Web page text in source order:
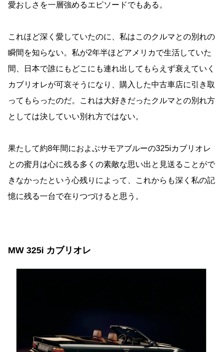
愛おしさを一層強めるエピソードでもある。
これほど深く愛していたのに、私はこのクルマとの別れの
瞬間を知らない。私が2年半ほどアメリカで生活していた
間、日本で誰にもどこにも連れ出してもらえず衰えていく
カブリオレが可哀そうになり、購入した中古車店に引き取
ってもらったのだ。これは大好きだったクルマとの別れ方
としては決していい別れ方ではない。
果たして約8年間におよぶサモアブルーの325iカブリオレ
との蜜月は心に残る多くの素敵な思い出と見送ることがで
きなかったという心残りによって、これからも深く私の記
憶に残る一台で在りつづけると思う。
MW 325i カブリオレ